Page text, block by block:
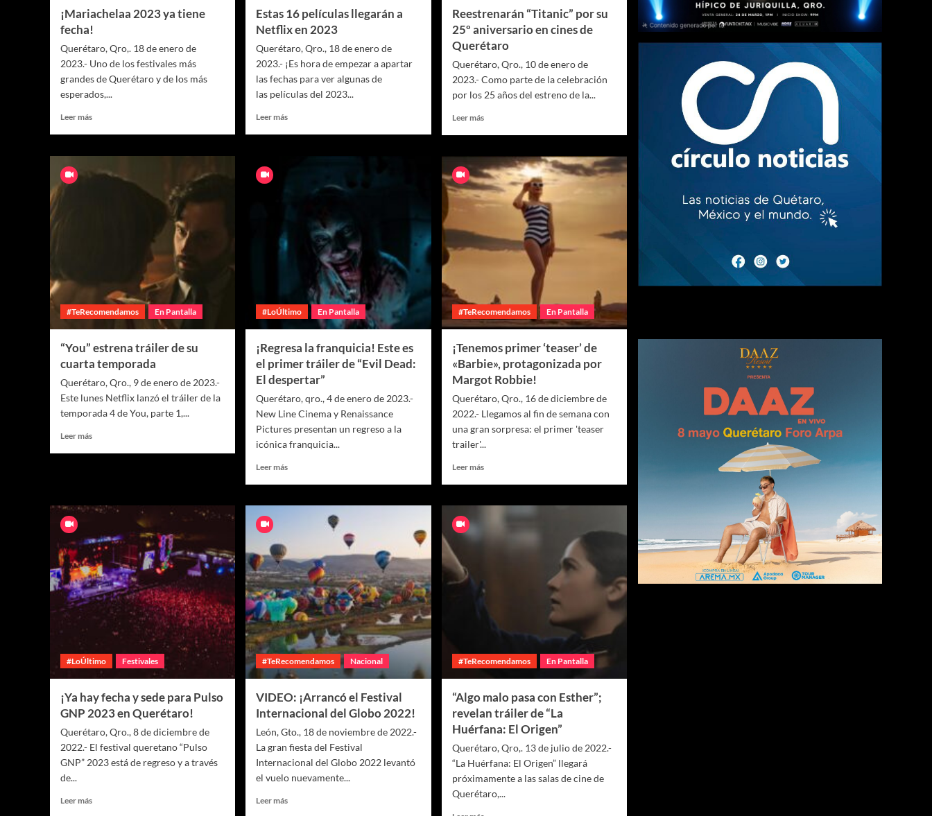
¡Mariachelaa 2023 ya tiene
fecha!
Querétaro, Qro,. 18 de enero de
2023.- Uno de los festivales más
grandes de Querétaro y de los más
esperados,...
Leer más
Estas 16 películas llegarán a
Netflix en 2023
Querétaro, Qro., 18 de enero de
2023.- ¡Es hora de empezar a apartar
las fechas para ver algunas de
las películas del 2023...
Leer más
Reestrenarán “Titanic” por su
25º aniversario en cines de
Querétaro
Querétaro, Qro., 10 de enero de
2023.- Como parte de la celebración
por los 25 años del estreno de la...
Leer más
#TeRecomendamos En Pantalla
“You” estrena tráiler de su
cuarta temporada
Querétaro, Qro., 9 de enero de 2023.-
Este lunes Netflix lanzó el tráiler de la
temporada 4 de You, parte 1,...
Leer más
#LoÚltimo En Pantalla
¡Regresa la franquicia! Este es
el primer tráiler de “Evil Dead:
El despertar”
Querétaro, qro., 4 de enero de 2023.-
New Line Cinema y Renaissance
Pictures presentan un regreso a la
icónica franquicia...
Leer más
#TeRecomendamos En Pantalla
¡Tenemos primer ‘teaser’ de
«Barbie», protagonizada por
Margot Robbie!
Querétaro, Qro., 16 de diciembre de
2022.- Llegamos al fin de semana con
una gran sorpresa: el primer 'teaser
trailer'...
Leer más
#LoÚltimo Festivales
¡Ya hay fecha y sede para Pulso
GNP 2023 en Querétaro!
Querétaro, Qro., 8 de diciembre de
2022.- El festival queretano “Pulso
GNP” 2023 está de regreso y a través
de...
Leer más
#TeRecomendamos Nacional
VIDEO: ¡Arrancó el Festival
Internacional del Globo 2022!
León, Gto., 18 de noviembre de 2022.-
La gran fiesta del Festival
Internacional del Globo 2022 levantó
el vuelo nuevamente...
Leer más
#TeRecomendamos En Pantalla
“Algo malo pasa con Esther”;
revelan tráiler de “La
Huérfana: El Origen”
Querétaro, Qro,. 13 de julio de 2022.-
“La Huérfana: El Origen” llegará
próximamente a las salas de cine de
Querétaro,...